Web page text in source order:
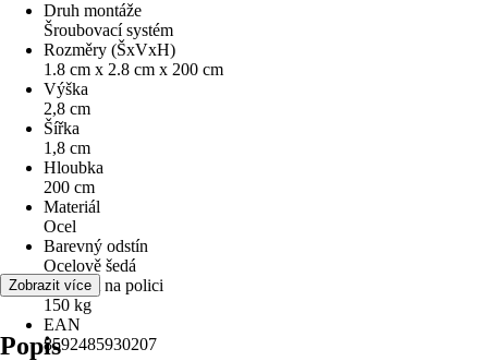
Druh montáže
Šroubovací systém
Rozměry (ŠxVxH)
1.8 cm x 2.8 cm x 200 cm
Výška
2,8 cm
Šířka
1,8 cm
Hloubka
200 cm
Materiál
Ocel
Barevný odstín
Ocelově šedá
Nosnost na polici
150 kg
EAN
8592485930207
Zobrazit více
Popis